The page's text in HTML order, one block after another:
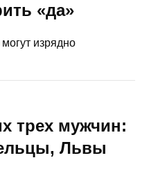
«да»
изрядно
трех мужчин:
Львы